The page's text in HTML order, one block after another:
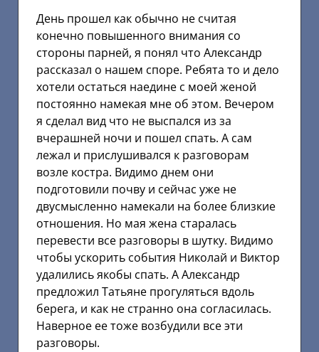
День прошел как обычно не считая
конечно повышенного внимания со
стороны парней, я понял что Александр
рассказал о нашем споре. Ребята то и дело
хотели остаться наедине с моей женой
постоянно намекая мне об этом. Вечером
я сделал вид что не выспался из за
вчерашней ночи и пошел спать. А сам
лежал и прислушивался к разговорам
возле костра. Видимо днем они
подготовили почву и сейчас уже не
двусмысленно намекали на более близкие
отношения. Но мая жена старалась
перевести все разговоры в шутку. Видимо
чтобы ускорить события Николай и Виктор
удалились якобы спать. А Александр
предложил Татьяне прогуляться вдоль
берега, и как не странно она согласилась.
Наверное ее тоже возбудили все эти
разговоры.